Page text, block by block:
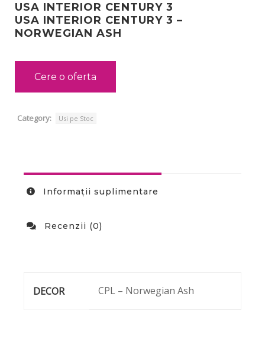
USA INTERIOR CENTURY 3
USA INTERIOR CENTURY 3 –
NORWEGIAN ASH
Cere o oferta
Category: Usi pe Stoc
Informații suplimentare
Recenzii (0)
DECOR CPL – Norwegian Ash